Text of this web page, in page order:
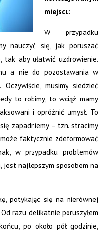
miejscu:
W przypadku
nauczyć się, jak poruszać
tak aby ułatwić uzdrowienie.
a nie do pozostawania w
musimy siedzieć
to robimy, to wciąż mamy
i opróżnić umysł. To
zapadniemy – tzn. stracimy
faktycznie zdeformować
w przypadku problemów
jest najlepszym sposobem na
potykając się na nierównej
razu delikatnie poruszyłem
po około pół godzinie,